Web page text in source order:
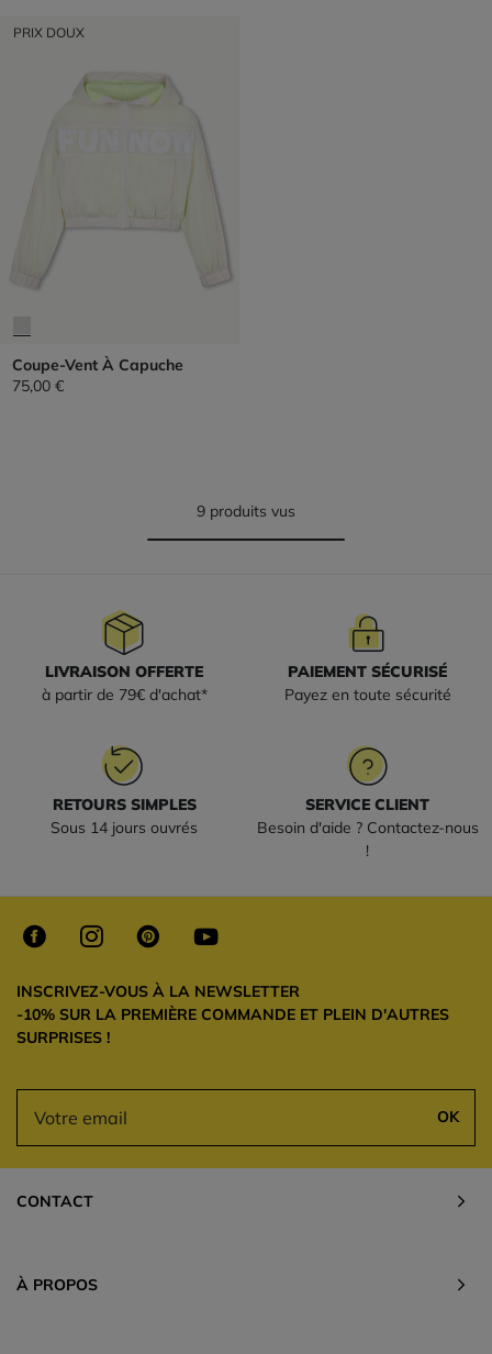
PRIX DOUX
Coupe-Vent À Capuche
75,00 €
9 produits vus
LIVRAISON OFFERTE
à partir de 79€ d'achat*
PAIEMENT SÉCURISÉ
Payez en toute sécurité
RETOURS SIMPLES
Sous 14 jours ouvrés
SERVICE CLIENT
Besoin d'aide ? Contactez-nous
!
INSCRIVEZ-VOUS À LA NEWSLETTER
-10% SUR LA PREMIÈRE COMMANDE ET PLEIN D'AUTRES
SURPRISES !
OK
CONTACT
À PROPOS